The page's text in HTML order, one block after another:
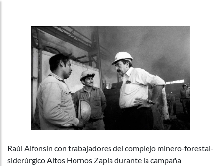
Raúl Alfonsín con trabajadores del complejo minero-forestal-
siderúrgico Altos Hornos Zapla durante la campaña